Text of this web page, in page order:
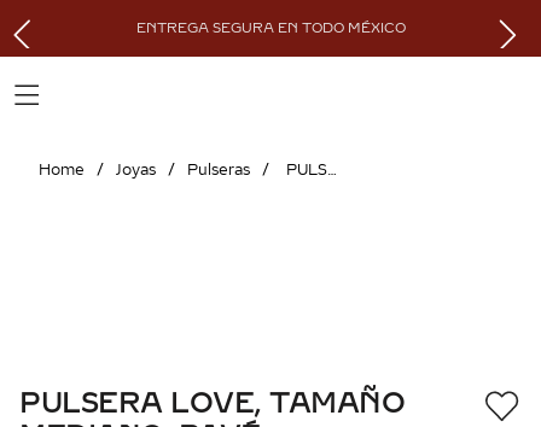
ENTREGA SEGURA EN TODO MÉXICO
Joyas Pulseras PULSERA LOVE, TAMAÑO MEDIANO, PAVÉ
PULSERA LOVE, TAMAÑO